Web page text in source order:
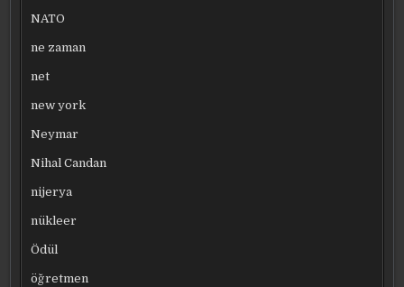
NATO
ne zaman
net
new york
Neymar
Nihal Candan
nijerya
nükleer
Ödül
öğretmen